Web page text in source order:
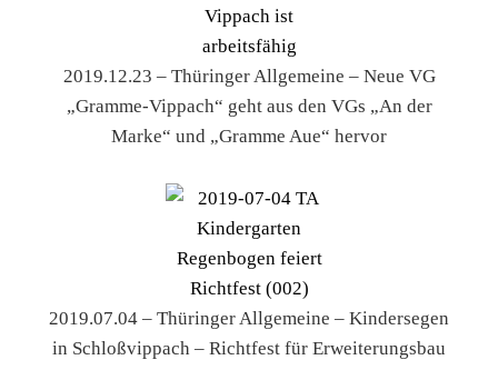
2019.12.23 – Thüringer Allgemeine – Neue VG
„Gramme-Vippach“ geht aus den VGs „An der
Marke“ und „Gramme Aue“ hervor
2019.07.04 – Thüringer Allgemeine – Kindersegen
in Schloßvippach – Richtfest für Erweiterungsbau